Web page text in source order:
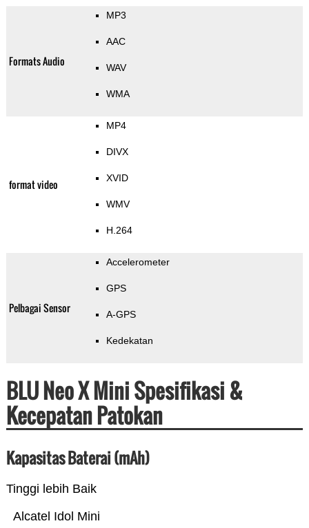
Formats Audio
MP3
AAC
WAV
WMA
format video
MP4
DIVX
XVID
WMV
H.264
Pelbagai Sensor
Accelerometer
GPS
A-GPS
Kedekatan
BLU Neo X Mini Spesifikasi &
Kecepatan Patokan
Kapasitas Baterai (mAh)
Tinggi lebih Baik
Alcatel Idol Mini